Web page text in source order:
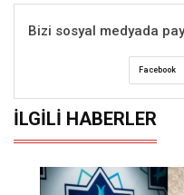
Bizi sosyal medyada
Facebook
İLGILI HABERLER